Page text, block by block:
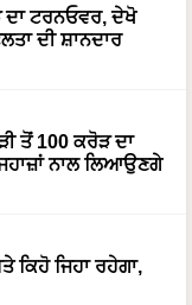
ਟਰਨਓਵਰ, ਦੇਖੋ
ਦੀ ਸ਼ਾਨਦਾਰ
ਤੋਂ 100 ਕਰੋੜ ਦਾ
ਨਾਲ ਲਿਆਉਣਗੇ
ਜਿਹਾ ਰਹੇਗਾ,